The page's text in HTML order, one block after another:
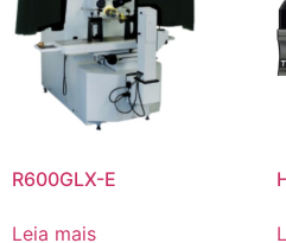
R600GLX-E
Leia mais